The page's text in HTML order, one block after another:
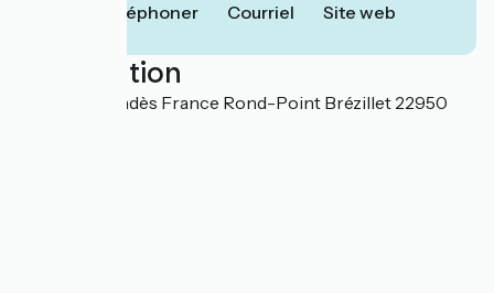
Téléphoner Courriel Site web
Localisation
3 avenue Mendès France Rond-Point Brézillet 22950